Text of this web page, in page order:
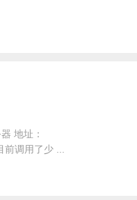
地址：
调用了少 ...